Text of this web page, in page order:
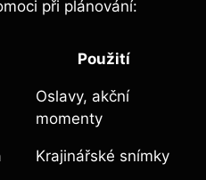
při plánování:
Použití
Oslavy, akční
momenty
Krajinářské snímky